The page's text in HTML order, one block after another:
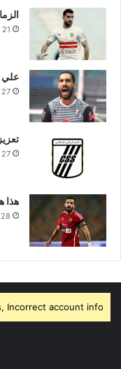
21 يوليو 2024
علي
27 يونيو 2024
27 أغسطس 2024
هذا
28 يوليو 2024
Incorrect account info.